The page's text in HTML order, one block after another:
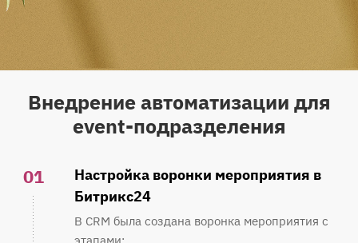
Внедрение автоматизации для
event-подразделения
01
Настройка воронки мероприятия в
Битрикс24
В CRM была создана воронка мероприятия с